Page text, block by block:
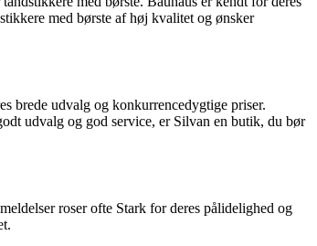
med børste af høj kvalitet og ønsker
brede udvalg og konkurrencedygtige priser.
udvalg og god service, er Silvan en butik, du bør
roser ofte Stark for deres pålidelighed og